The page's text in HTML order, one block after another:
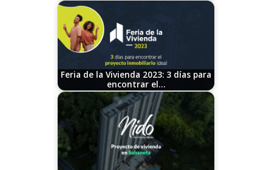
Feria de la Vivienda 2023: 3 días para
encontrar el…
09/19/2023